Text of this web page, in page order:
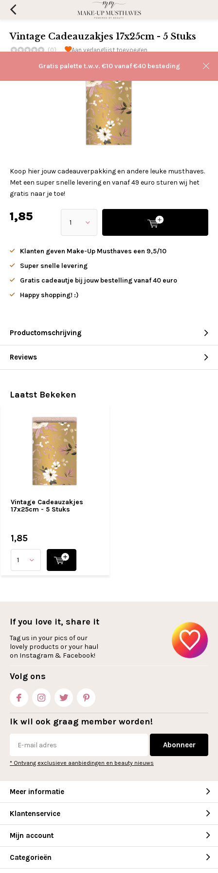
Gratis palette t.w.v. €10 vanaf €40 besteding
Vintage Cadeauzakjes 17x25cm - 5 Stuks
(0) Aan verlanglijst toevoegen
Koop hier jouw cadeauverpakking en andere leuke musthaves.
Met een super snelle levering en vanaf 49 euro sturen wij het
gratis naar je toe!
1,85
Klanten geven Make-Up Musthaves een 9,5/10
Super snelle levering
Gratis cadeautje bij jouw bestelling vanaf 40 euro
Happy shopping! :)
Productomschrijving
Reviews
Laatst Bekeken
Vintage Cadeauzakjes
17x25cm - 5 Stuks
1,85
If you love it, share it
Tag us in your pics of our
lovely products or your haul
on Instagram & Facebook!
Volg ons
Ik wil ook graag member worden!
Abonneer
* Ontvang exclusieve aanbiedingen en beauty nieuws
Meer informatie
Klantenservice
Mijn account
Categorieën